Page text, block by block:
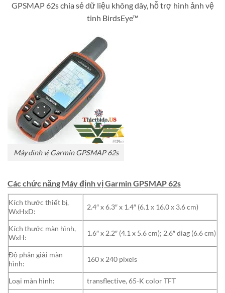
GPSMAP 62s chia sẻ dữ liệu không dây, hỗ trợ hình ảnh vệ
tinh BirdsEye™
Máy định vị Garmin GPSMAP 62s
Các chức năng Máy định vị Garmin GPSMAP 62s
Kích thước thiết bị,
WxHxD:
2.4″ x 6.3″ x 1.4″ (6.1 x 16.0 x 3.6 cm)
Kích thước màn hình,
WxH:
1.6″ x 2.2″ (4.1 x 5.6 cm); 2.6″ diag (6.6 cm)
Độ phân giải màn
hình:
160 x 240 pixels
Loại màn hình:
transflective, 65-K color TFT